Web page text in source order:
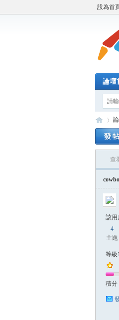
設為首
論壇
查
該用
4
主題
等級
積分